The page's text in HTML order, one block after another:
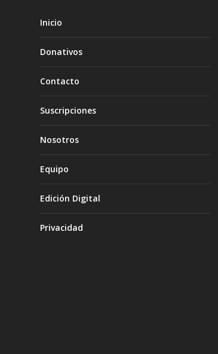
Inicio
Donativos
Contacto
Suscripciones
Nosotros
Equipo
Edición Digital
Privacidad